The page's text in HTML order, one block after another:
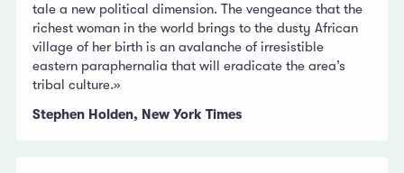
tale a new political dimension. The vengeance that the
richest woman in the world brings to the dusty African
village of her birth is an avalanche of irresistible
eastern paraphernalia that will eradicate the area’s
tribal culture.»
Stephen Holden, New York Times